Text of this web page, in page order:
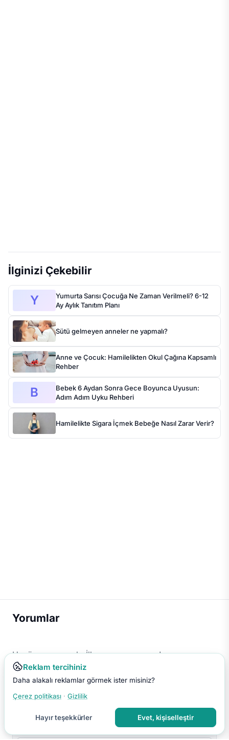
İlginizi Çekebilir
Y
Yumurta Sarısı Çocuğa Ne Zaman Verilmeli? 6-12
Ay Aylık Tanıtım Planı
Sütü gelmeyen anneler ne yapmalı?
Anne ve Çocuk: Hamilelikten Okul Çağına Kapsamlı
Rehber
B
Bebek 6 Aydan Sonra Gece Boyunca Uyusun:
Adım Adım Uyku Rehberi
Hamilelikte Sigara İçmek Bebeğe Nasıl Zarar Verir?
Yorumlar
Henüz yorum yok. İlk yorumu sen yap!
Reklam tercihiniz
Daha alakalı reklamlar görmek ister misiniz?
Çerez politikası · Gizlilik
Hayır teşekkürler Evet, kişiselleştir